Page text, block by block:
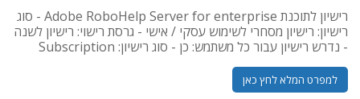
רישיון לתוכנת Adobe RoboHelp Server for enterprise - סוג
רישיון: רישיון מסחרי לשימוש עסקי / אישי - גרסת רישוי: רישיון לשנה
- נדרש רישיון עבור כל משתמש: כן - סוג רישיון: Subscription
למפרט המלא לחץ כאן